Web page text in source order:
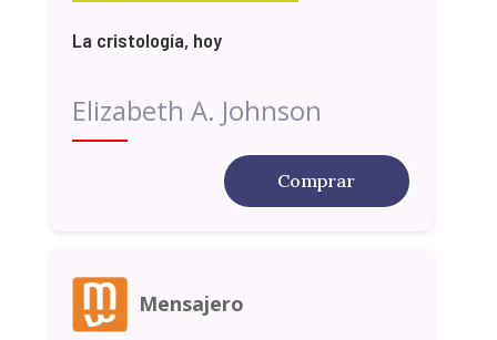
La cristología, hoy
Elizabeth A. Johnson
Comprar
Mensajero